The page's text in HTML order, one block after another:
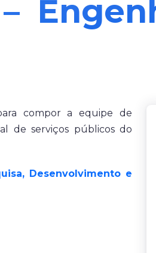
compor a equipe de
de serviços públicos do
Desenvolvimento e